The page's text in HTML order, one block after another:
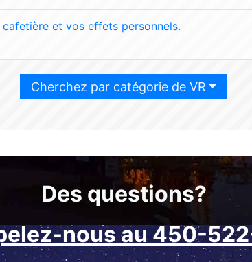
cafetière et vos effets personnels.
Cherchez par catégorie de VR
Des questions?
nous au 450-